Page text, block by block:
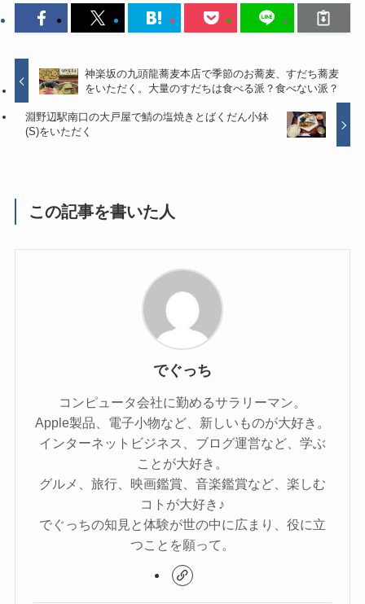
神楽坂の九頭龍蕎麦本店で季節のお蕎麦、すだち蕎麦
をいただく。大量のすだちは食べる派？食べない派？
淵野辺駅南口の大戸屋で鯖の塩焼きとばくだん小鉢
(S)をいただく
この記事を書いた人
でぐっち
コンピュータ会社に勤めるサラリーマン。
Apple製品、電子小物など、新しいものが大好き。
インターネットビジネス、ブログ運営など、学ぶ
ことが大好き。
グルメ、旅行、映画鑑賞、音楽鑑賞など、楽しむ
コトが大好き♪
でぐっちの知見と体験が世の中に広まり、役に立
つことを願って。